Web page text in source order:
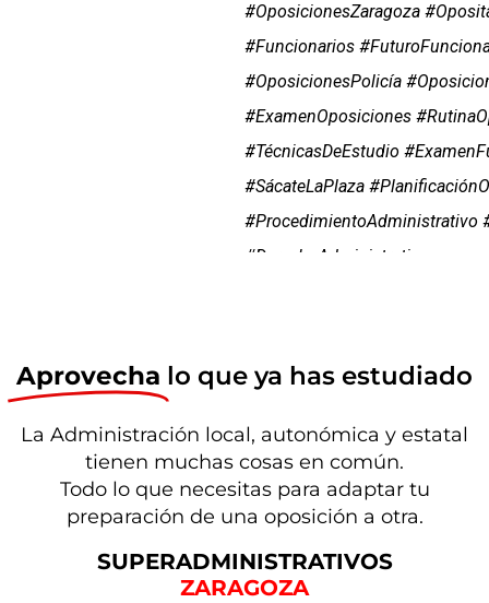
#OposicionesZaragoza
#Funcionarios
#OposicionesPolicía
#ExamenOposiciones
#TécnicasDeEstudio
#SácateLaPlaza
#ProcedimientoAdministrativo
#DerechoAdministrativo
#FinDeLaViaAdministrativa
#RecursoAdministrativo
#ExpedienteAdministrativo
#RegulaciónAdministrativa
#AdministraciónElectrónica
#GestiónAdministrativa
Aprovecha lo que ya has estudiado
La Administración local, autonómica y estatal
tienen muchas cosas en común.
Todo lo que necesitas para adaptar tu
preparación de una oposición a otra.
SUPERADMINISTRATIVOS
ZARAGOZA